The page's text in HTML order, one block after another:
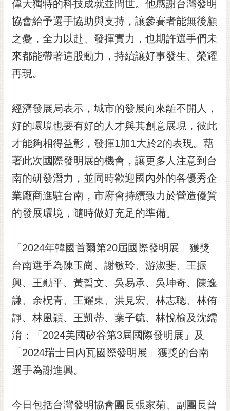
訂
閱
電
子
報
民
信
箱
English
日
本
語
隱
安
全
政
策
網
資
放
告
偉大獨特的科技成就並問世。他感謝台灣發明
協會給予選手協助與支持，讓參賽者能無後顧
之憂，全力以赴、發揮實力，也期許選手們未
來都能帶著這股動力，持續讓好事發生、榮耀
再現。
經濟發展局表示，城市的發展向來離不開人，
好的環境也要有好的人才與其創意展現，彼此
才能夠相得益彰，發揮1加1大於2的表現。藉
著此次國際發明展的機會，讓更多人注意到台
南的研發潛力，並同時歡迎國內外的各優秀企
業廠商進駐台南，市府會持續致力於營造優質
的發展環境，隨時做好充足的準備。
「2024年韓國首爾第20屆國際發明展」獲獎
台南選手為陳玉崗、謝敏玲、游淑斐、王振
興、王勛平、黃晢文、吳易承、吳坤奇、陳逸
謙、余柷青、王耀東、洪見宏、林志聰、林侑
靜、林凰穎、王凱蒂、葉子毓、林悅榆及沈繻
淯；「2024美國矽谷第3屆國際發明展」及
「2024瑞士日內瓦國際發明展」獲獎的台南
選手為謝進興。
今日包括台灣發明協會團長張家菊、副團長曾